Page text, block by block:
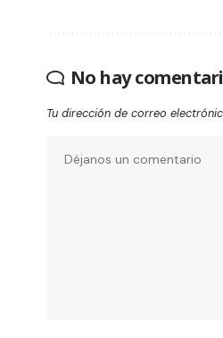
No hay
Tu dirección de correo